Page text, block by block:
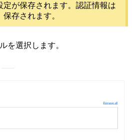
定が保存されます。認証情報は
存されます。
を選択します。